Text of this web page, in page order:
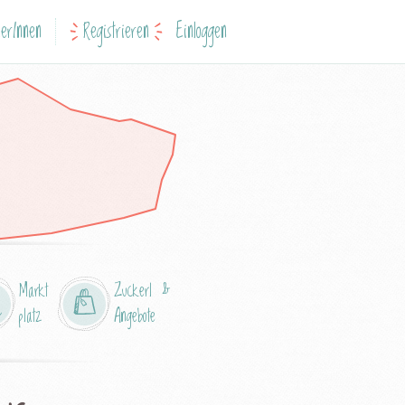
Registrieren Einloggen
Markt
platz
Zuckerl &
Angebote